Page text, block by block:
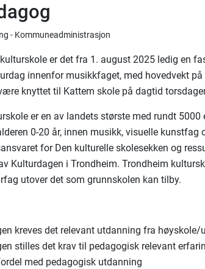
- Kommuneadministrasjon
er det fra 1. august 2025 ledig en
innenfor musikkfaget, med hovedvekt på
knyttet til Kattem skole på dagtid
er en av landets største med rundt 5000
0-20 år, innen musikk, visuelle kunstfag
for Den kulturelle skolesekken og
Kulturdagen i Trondheim. Trondheim
utover det som grunnskolen kan tilby.
kreves det relevant utdanning fra høyskole/
stilles det krav til pedagogisk relevant
med pedagogisk utdanning